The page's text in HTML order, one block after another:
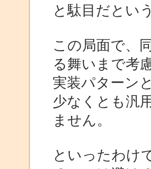
と駄目だとい
この局面で、
る舞いまで考
実装パターン
少なくとも汎
ません。
といったわけ